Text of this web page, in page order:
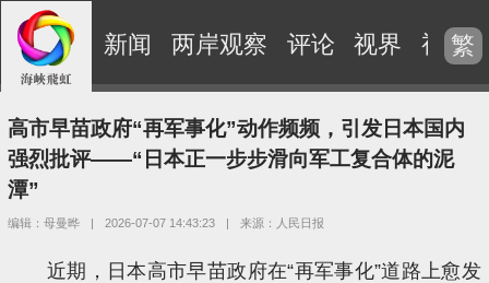
新闻 两岸观察 评论 视界 视频
繁
高市早苗政府“再军事化”动作频频，引发日本国内
强烈批评——“日本正一步步滑向军工复合体的泥
潭”
编辑：母曼晔 | 2026-07-07 14:43:23 | 来源：人民日报
近期，日本高市早苗政府在“再军事化”道路上愈发